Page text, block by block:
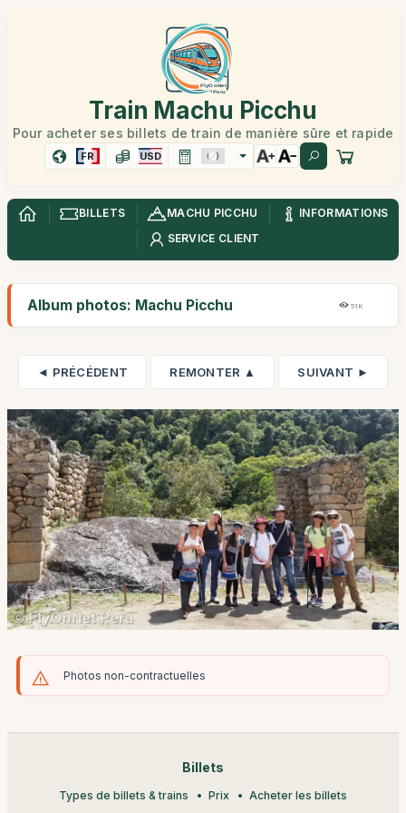
Train Machu Picchu
Pour acheter ses billets de train de manière sûre et rapide
FR USD
BILLETS MACHU PICCHU
INFORMATIONS
SERVICE CLIENT
Album photos: Machu Picchu 51K
◄ PRÉCÉDENT REMONTER ▲ SUIVANT ►
Photos non-contractuelles
Billets
Types de billets & trains Prix Acheter les billets